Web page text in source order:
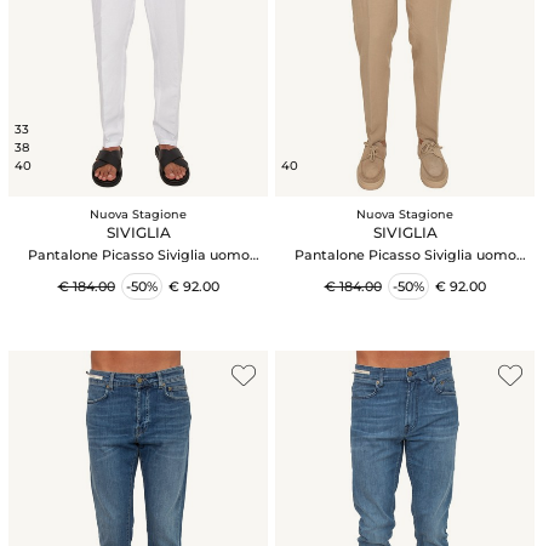
33
38
40
Nuova Stagione
SIVIGLIA
Pantalone Picasso Siviglia uomo
misto viscosa e lino bianchi
€ 184.00
-50% € 92.00
40
Nuova Stagione
SIVIGLIA
Pantalone Picasso Siviglia uomo
misto viscosa e lino beige
€ 184.00
-50% € 92.00